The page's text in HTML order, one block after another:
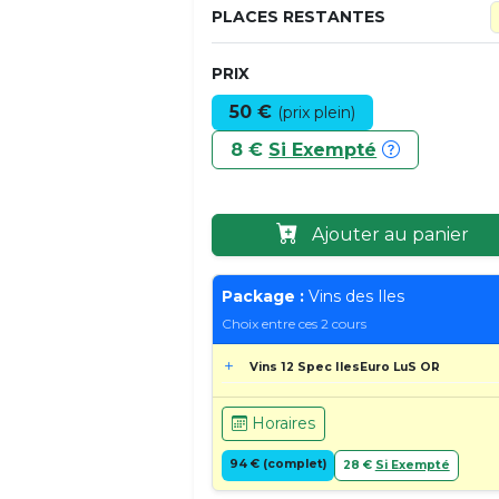
PLACES RESTANTES
PRIX
50 € (prix plein)
8 € Si Exempté
Ajouter au panier
Package : Vins des Iles
Choix entre ces 2 cours
Vins 12 Spec IlesEuro LuS OR
Horaires
94 € (complet) 28 € Si Exempté